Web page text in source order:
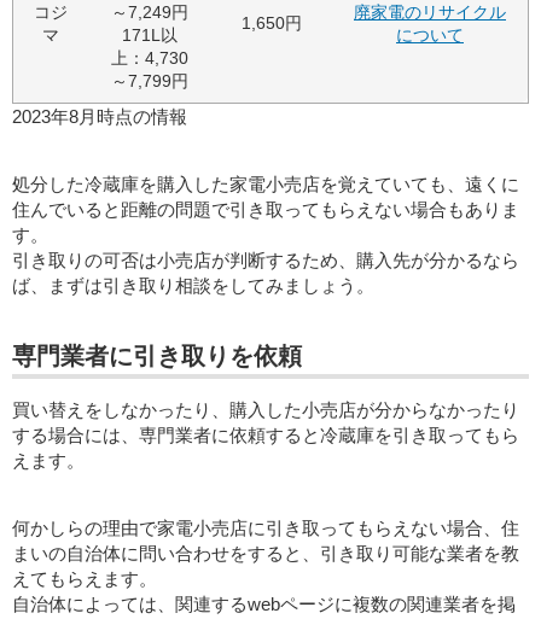
コジ
マ
～7,249円
171L以
上：4,730
～7,799円
1,650円
廃家電のリサイクル
について
2023年8月時点の情報
処分した冷蔵庫を購入した家電小売店を覚えていても、遠くに
住んでいると距離の問題で引き取ってもらえない場合もありま
す。
引き取りの可否は小売店が判断するため、購入先が分かるなら
ば、まずは引き取り相談をしてみましょう。
専門業者に引き取りを依頼
買い替えをしなかったり、購入した小売店が分からなかったり
する場合には、専門業者に依頼すると冷蔵庫を引き取ってもら
えます。
何かしらの理由で家電小売店に引き取ってもらえない場合、住
まいの自治体に問い合わせをすると、引き取り可能な業者を教
えてもらえます。
自治体によっては、関連するwebページに複数の関連業者を掲